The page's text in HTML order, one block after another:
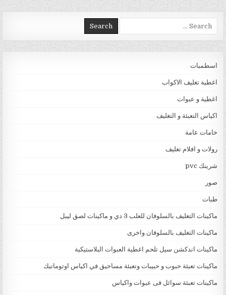
Search for:
اسطمبات
اغطية تغليف الاكواب
اغطية و عبوات
اكياس التعبئة و التغليف
خامات عامة
رولات و افلام تغليف
شرينك pvc
صور
طبات
ماكينات التغليف بالسلوفان للعلب 3 دي و ماكينات لصق ليبل
ماكينات التغليف بالسلوفان واخرى
ماكينات اندكشن سيل تلحم اغطية العبوات البلاستيكية
ماكينات تعبئة حبوب و حبيبات وتعبئة مساحيق في اكياس اوتوماتيك
ماكينات تعبئة سوائل فى عبوات واكياس